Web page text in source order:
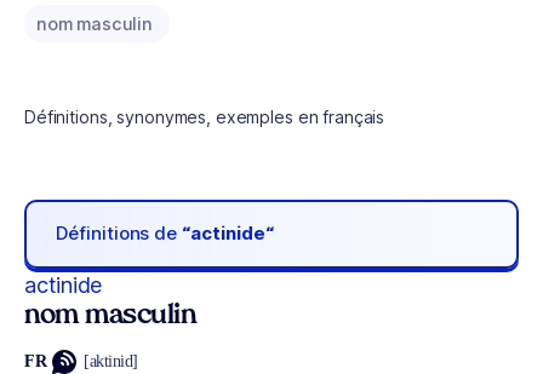
nom masculin
Définitions, synonymes, exemples en français
Définitions de “actinide“
actinide
nom masculin
FR [aktinid]